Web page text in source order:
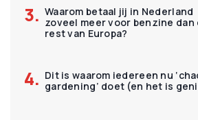
Waarom betaal jij in Nederland
zoveel meer voor benzine dan
rest van Europa?
Dit is waarom iedereen nu
gardening’ doet (en het is